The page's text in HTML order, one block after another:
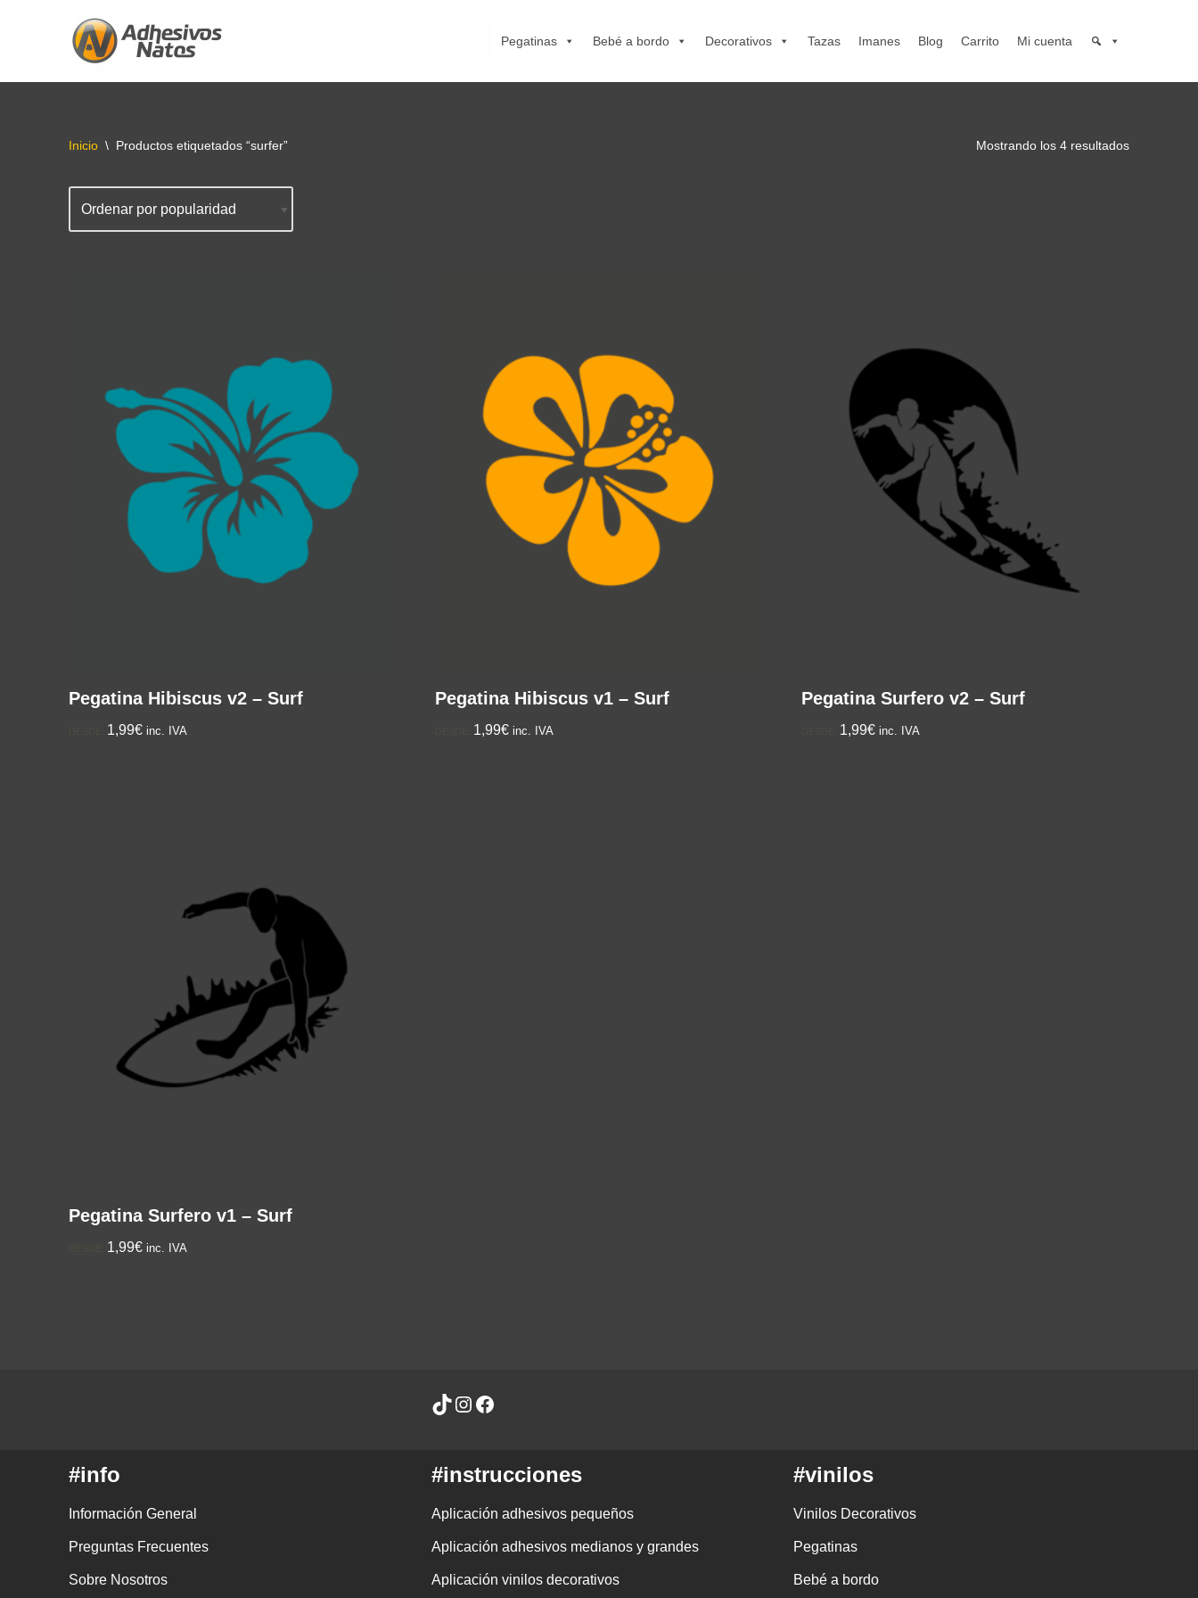
Pegatinas Bebé a bordo Decorativos Tazas Imanes Blog Carrito Mi cuenta
Inicio \ Productos etiquetados “surfer” Mostrando los 4 resultados
Pegatina Hibiscus v2 – Surf
1,99€ inc. IVA
Pegatina Hibiscus v1 – Surf
1,99€ inc. IVA
Pegatina Surfero v2 – Surf
1,99€ inc. IVA
Pegatina Surfero v1 – Surf
1,99€ inc. IVA
#info
Información General
Preguntas Frecuentes
Sobre Nosotros
#instrucciones
Aplicación adhesivos pequeños
Aplicación adhesivos medianos y grandes
Aplicación vinilos decorativos
#vinilos
Vinilos Decorativos
Pegatinas
Bebé a bordo